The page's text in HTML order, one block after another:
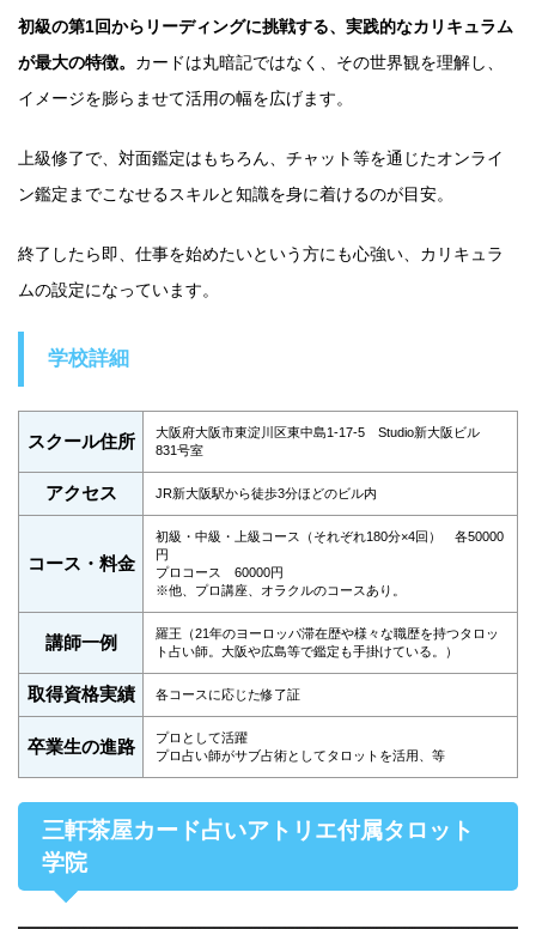
初級の第1回からリーディングに挑戦する、実践的なカリキュラム
が最大の特徴。 カードは丸暗記ではなく、その世界観を理解し、
イメージを膨らませて活用の幅を広げます。
上級修了で、対面鑑定はもちろん、チャット等を通じたオンライ
ン鑑定までこなせるスキルと知識を身に着けるのが目安。
終了したら即、仕事を始めたいという方にも心強い、カリキュラ
ムの設定になっています。
学校詳細
スクール住所
大阪府大阪市東淀川区東中島1-17-5 Studio新大阪ビル
831号室
アクセス JR新大阪駅から徒歩3分ほどのビル内
コース・料金
初級・中級・上級コース（それぞれ180分×4回） 各50000
円
プロコース 60000円
※他、プロ講座、オラクルのコースあり。
講師一例
羅王（21年のヨーロッパ滞在歴や様々な職歴を持つタロッ
ト占い師。大阪や広島等で鑑定も手掛けている。）
取得資格実績 各コースに応じた修了証
卒業生の進路
プロとして活躍
プロ占い師がサブ占術としてタロットを活用、等
三軒茶屋カード占いアトリエ付属タロット
学院